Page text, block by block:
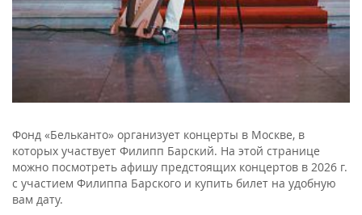
Фонд «Бельканто» организует концерты в Москве, в
которых участвует Филипп Барский. На этой странице
можно посмотреть афишу предстоящих концертов в 2026 г.
с участием Филиппа Барского и купить билет на удобную
вам дату.